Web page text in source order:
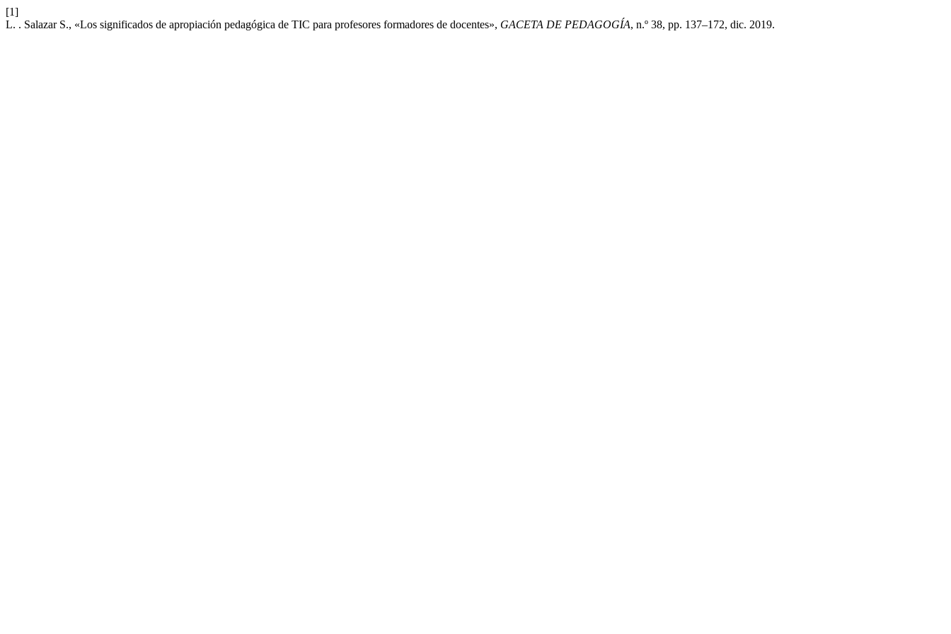
[1]
L. . Salazar S., «Los significados de apropiación pedagógica de TIC para profesores formadores de docentes», GACETA DE PEDAGOGÍA, n.º 38, pp. 137–172, dic. 2019.